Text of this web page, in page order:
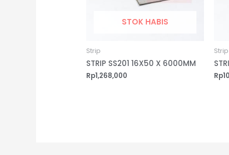
STOK HABIS
Strip
STRIP SS201 16X50 X 6000MM
Rp1,268,000
Strip
Rp